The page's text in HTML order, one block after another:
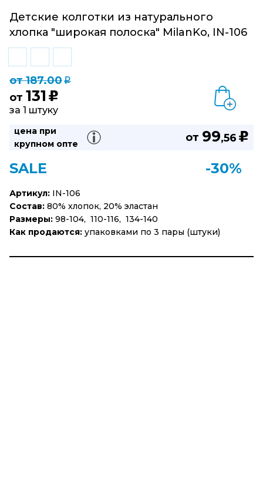
Детские колготки из натурального
хлопка "широкая полоска" MilanKo, IN-106
от 187.00q
от 131 u
за 1 штуку
цена при
крупном опте
от 99,56 u
SALE -30%
Артикул: IN-106
Состав: 80% хлопок, 20% эластан
Размеры: 98-104, 110-116, 134-140
Как продаются: упаковками по 3 пары (штуки)